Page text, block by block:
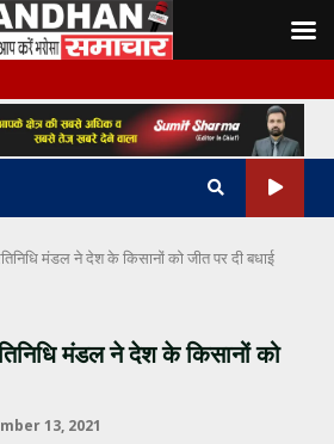
मंडल ने देश के किसानों को जीत पर दी बधाई
मंडल ने देश के किसानों को
13, 2021